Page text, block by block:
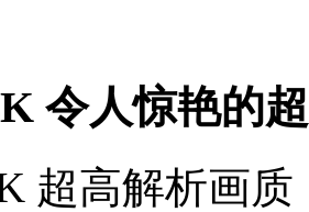
令人惊艳的
超高解析画